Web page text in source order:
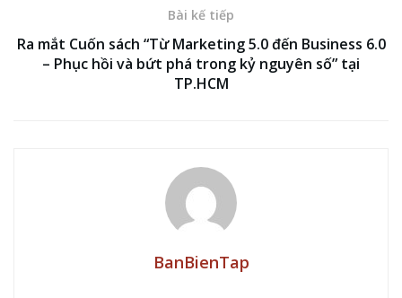
Bài kế tiếp
Ra mắt Cuốn sách “Từ Marketing 5.0 đến Business 6.0
– Phục hồi và bứt phá trong kỷ nguyên số” tại
TP.HCM
BanBienTap